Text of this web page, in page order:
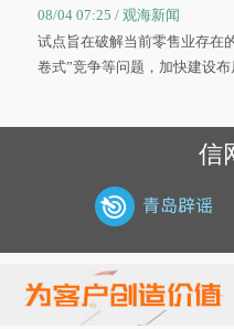
08/04 07:25 / 观海新闻
试点旨在破解当前零售业存在
卷式”竞争等问题，加快建设
信